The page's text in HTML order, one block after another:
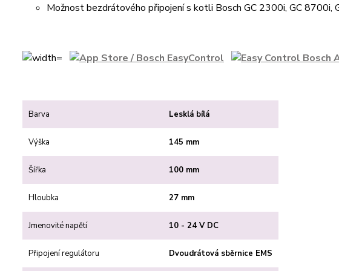
Možnost bezdrátového připojení s kotli Bosch GC 2300i, GC 8700i,
Barva Lesklá bílá
Výška 145 mm
Šířka 100 mm
Hloubka 27 mm
Jmenovité napětí 10 - 24 V DC
Připojení regulátoru Dvoudrátová sběrnice EMS